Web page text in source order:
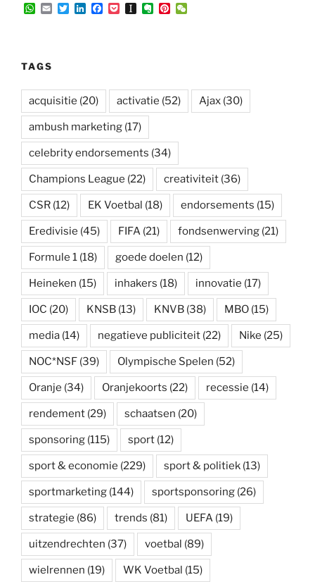
W
A
p
E
T
L
n
F
k
P
p
e
r
E
e
P
s
t
TAGS
acquisitie (20) activatie (52) Ajax (30)
ambush marketing (17)
celebrity endorsements (34)
Champions League (22) creativiteit (36)
CSR (12) EK Voetbal (18) endorsements (15)
Eredivisie (45) FIFA (21) fondsenwerving (21)
Formule 1 (18) goede doelen (12)
Heineken (15) inhakers (18) innovatie (17)
IOC (20) KNSB (13) KNVB (38) MBO (15)
media (14) negatieve publiciteit (22) Nike (25)
NOC*NSF (39) Olympische Spelen (52)
Oranje (34) Oranjekoorts (22) recessie (14)
rendement (29) schaatsen (20)
sponsoring (115) sport (12)
sport & economie (229) sport & politiek (13)
sportmarketing (144) sportsponsoring (26)
strategie (86) trends (81) UEFA (19)
uitzendrechten (37) voetbal (89)
wielrennen (19) WK Voetbal (15)